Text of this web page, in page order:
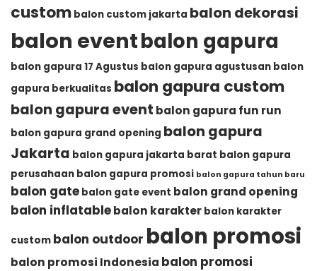
custom balon custom jakarta balon dekorasi
balon eventbalon gapura
balon gapura 17 Agustus balon gapura agustusan balon
gapura berkualitas balon gapura custom
balon gapura event balon gapura fun run
balon gapura grand opening balon gapura
Jakarta balon gapura jakarta barat balon gapura
perusahaan balon gapura promosi balon gapura tahun baru
balon gate balon gate event balon grand opening
balon inflatablebalon karakter balon karakter
custom balon outdoor balon promosi
balon promosi Indonesia balon promosi